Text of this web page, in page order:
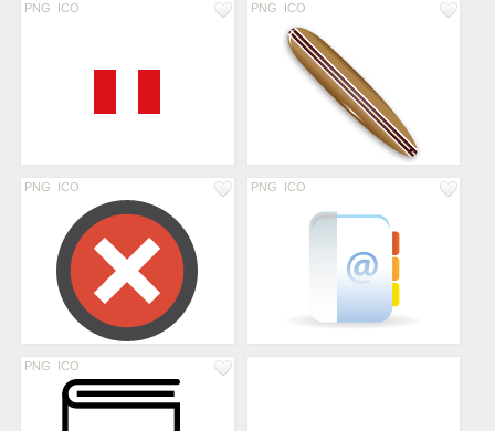
PNG ICO PNG ICO
PNG ICO PNG ICO
PNG ICO